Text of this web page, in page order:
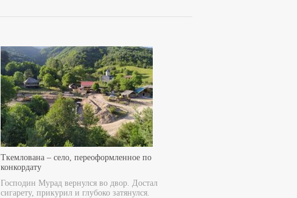
Ткемлована – село, переоформленное по
конкордату
Господин Мурад вернулся во двор. Достал
сигарету, прикурил и глубоко затянулся.